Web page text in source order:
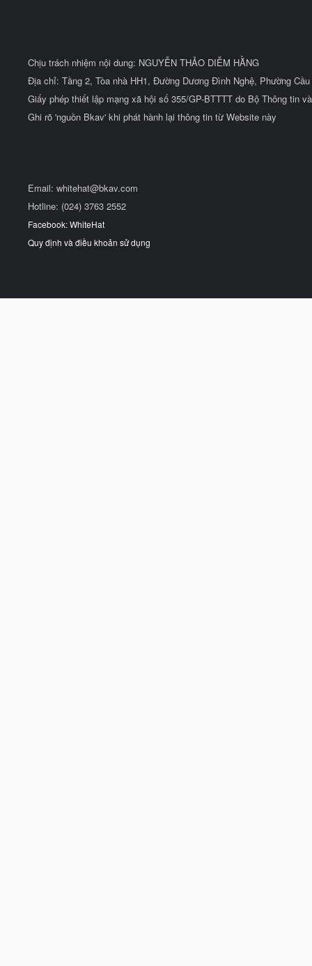
Chịu trách nhiệm nội dung: NGUYỄN THẢO DIỄM HẰNG
Địa chỉ: Tầng 2, Tòa nhà HH1, Đường Dương Đình Nghệ, Phường
Giấy phép thiết lập mạng xã hội số 355/GP-BTTTT do Bộ Thông tin
Ghi rõ 'nguồn Bkav' khi phát hành lại thông tin từ Website này
Email: whitehat@bkav.com
Hotline: (024) 3763 2552
Facebook: WhiteHat
Quy định và điều khoản sử dụng